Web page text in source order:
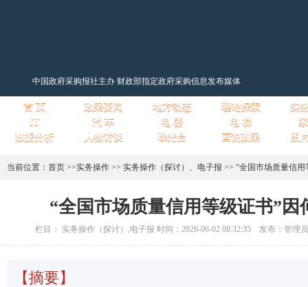
中国政府采购报社主办 财政部指定政府采购信息发布媒体
首 页 政采要闻 地方动态 理论探索
实
IT
汽 车 电 器 电 梯
数据分析
人物访谈 曝光台 画说政采 图
当前位置： 首页 >>实务操作 >> 实务操作（探讨） 、 电子报 >> “全国市场质量信
“全国市场质量信用等级证书”
栏目： 实务操作（探讨）,电子报 时间：2026-06-02 08:32:35 发布：管理
【摘要】